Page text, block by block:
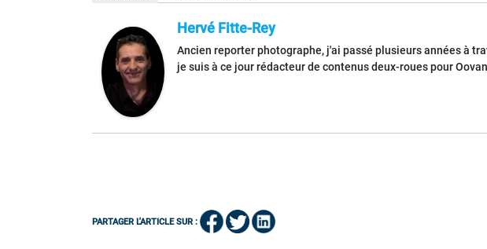
Hervé Fitte-Rey
Ancien reporter photographe, j'ai passé plusieurs années à
je suis à ce jour rédacteur de contenus deux-roues pour
PARTAGER L'ARTICLE SUR :